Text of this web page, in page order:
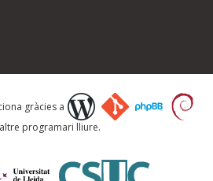
*
gràcies a
programari lliure.